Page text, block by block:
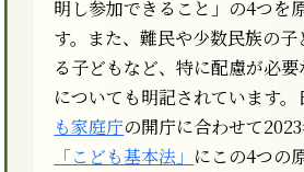
明し参加できること」の4つを
す。また、難民や少数民族の子
る子どもなど、特に配慮が必
についても明記されています。
も家庭庁の開庁に合わせて
「こども基本法」 にこの4つの